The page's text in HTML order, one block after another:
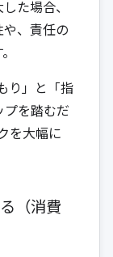
た場合、
、責任の
り」と「指
を踏むだ
を大幅に
（消費